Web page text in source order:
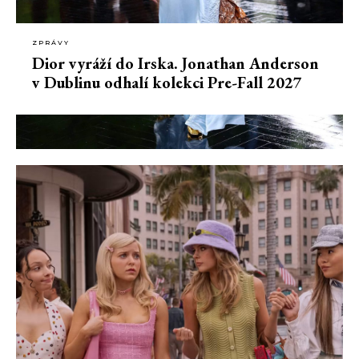
ZPRÁVY
Dior vyráží do Irska. Jonathan Anderson
v Dublinu odhalí kolekci Pre-Fall 2027